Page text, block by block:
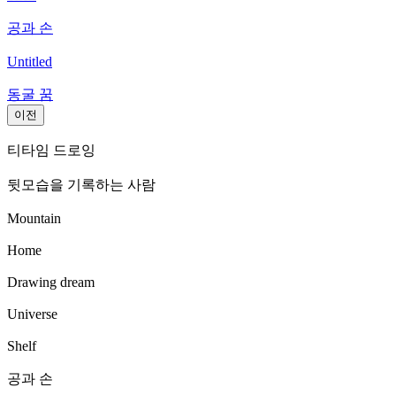
공과 손
Untitled
동굴 꿈
이전
티타임 드로잉
뒷모습을 기록하는 사람
Mountain
Home
Drawing dream
Universe
Shelf
공과 손